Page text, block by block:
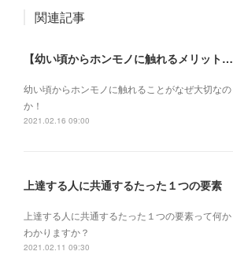
関連記事
【幼い頃からホンモノに触れるメリットとは？】
幼い頃からホンモノに 触れることがなぜ大切なの
か！
2021.02.16 09:00
上達する人に共通するたった１つの要素
上達する人に共通するたった１つの要素って何か
わかりますか？
2021.02.11 09:30